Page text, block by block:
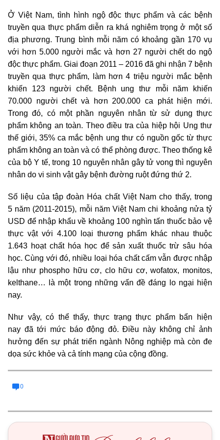
Ở Việt Nam, tình hình ngộ độc thực phẩm và các bệnh
truyền qua thực phẩm diễn ra khá nghiêm trọng ở một số
địa phương. Trung bình mỗi năm có khoảng gần 170 vụ
với hơn 5.000 người mắc và hơn 27 người chết do ngộ
độc thực phẩm. Giai đoạn 2011 – 2016 đã ghi nhận 7 bệnh
truyền qua thực phẩm, làm hơn 4 triệu người mắc bệnh
khiến 123 người chết. Bệnh ung thư mỗi năm khiến
70.000 người chết và hơn 200.000 ca phát hiện mới.
Trong đó, có một phần nguyên nhân từ sử dụng thực
phẩm không an toàn. Theo điều tra của hiệp hội Ung thư
thế giới, 35% ca mắc bệnh ung thư có nguồn gốc từ thực
phẩm không an toàn và có thể phòng được. Theo thống kê
của bộ Y tế, trong 10 nguyên nhân gây tử vong thì nguyên
nhân do vi sinh vật gây bệnh đường ruột đứng thứ 2.
Số liệu của tập đoàn Hóa chất Việt Nam cho thấy, trong
5 năm (2011-2015), mỗi năm Việt Nam chi khoảng nửa tỷ
USD để nhập khẩu về khoảng 100 nghìn tấn thuốc bảo vệ
thực vật với 4.100 loại thương phẩm khác nhau thuộc
1.643 hoạt chất hóa học để sản xuất thuốc trừ sâu hóa
học. Cùng với đó, nhiều loại hóa chất cấm vẫn được nhập
lậu như phospho hữu cơ, clo hữu cơ, wofatox, monitos,
kelthane… là một trong những vấn đề đáng lo ngại hiện
nay.
Như vậy, có thể thấy, thực trạng thực phẩm bẩn hiện
nay đã tới mức báo động đỏ. Điều này không chỉ ảnh
hưởng đến sự phát triển ngành Nông nghiệp mà còn đe
dọa sức khỏe và cả tính mạng của cộng đồng.
0